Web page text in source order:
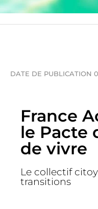
DATE DE PUBLICATION
France
le Pacte
de vivre
Le collectif
transitions